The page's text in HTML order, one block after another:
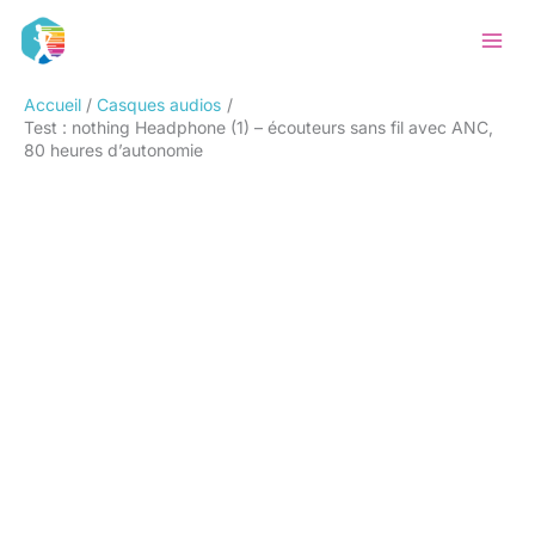
Accueil
Casques audios
Test : nothing Headphone (1) – écouteurs sans fil avec ANC,
80 heures d’autonomie
Rechercher